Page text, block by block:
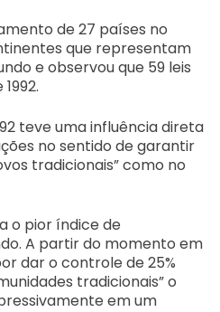
de 27 países no
que representam
e observou que 59 leis
teve uma influência direta
no sentido de garantir
tradicionais” como no
o pior índice de
A partir do momento em
dar o controle de 25%
tradicionais” o
em um